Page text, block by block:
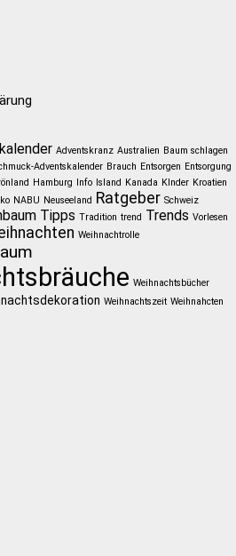
Adventskranz Australien Baum schlagen
Adventskalender Brauch Entsorgen Entsorgung
Hamburg Info Island Kanada KInder Kroatien
NABU Neuseeland Ratgeber Schweiz
Tipps Tradition trend Trends Vorlesen
Weihnachtrolle
Weihnachtsbücher
Weihnachtszeit Weihnahcten